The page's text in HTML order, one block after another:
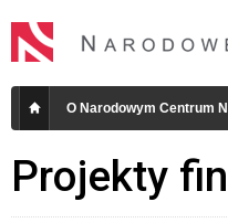
O Narodowym Centrum
Projekty